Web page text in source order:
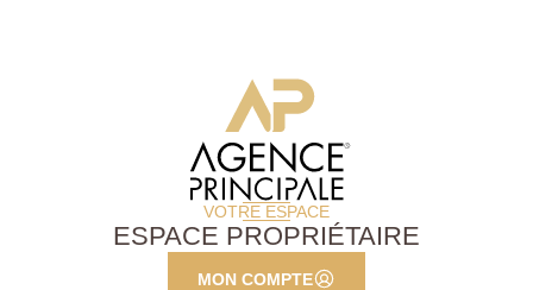
VOTRE ESPACE
ESPACE PROPRIÉTAIRE
MON COMPTE